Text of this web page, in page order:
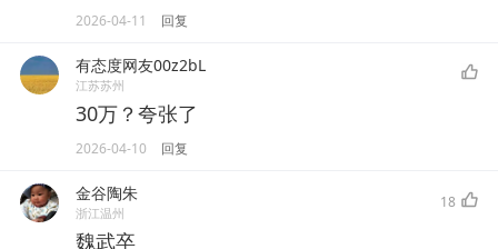
2026-04-11 回复
有态度网友00z2bL
江苏苏州
30万？夸张了
2026-04-10 回复
金谷陶朱
浙江温州
18
魏武卒